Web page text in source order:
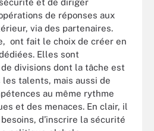
de réponses aux
via des partenaires.
ont fait le choix de créer en
Elles sont
divisions dont la tâche est
talents, mais aussi de
au même rythme
et des menaces. En clair, il
d’inscrire la sécurité